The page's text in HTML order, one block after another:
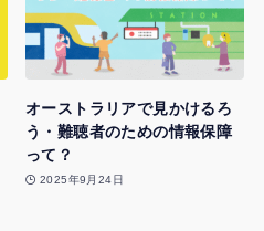
オーストラリアで見かけるろ
う・難聴者のための情報保障
って？
2025年9月24日